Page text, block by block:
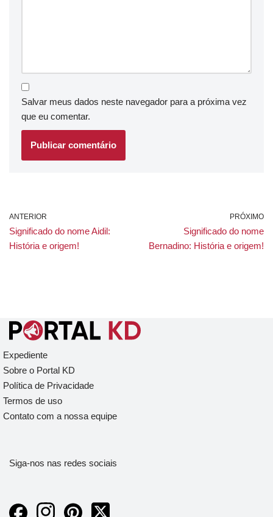
Salvar meus dados neste navegador para a próxima vez
que eu comentar.
ANTERIOR
Significado do nome Aidil:
História e origem!
PRÓXIMO
Significado do nome
Bernadino: História e origem!
Expediente
Sobre o Portal KD
Política de Privacidade
Termos de uso
Contato com a nossa equipe
Siga-nos nas redes sociais